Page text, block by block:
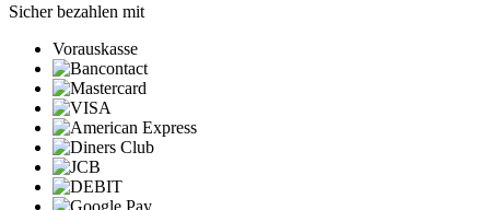
Sicher bezahlen mit
Vorauskasse